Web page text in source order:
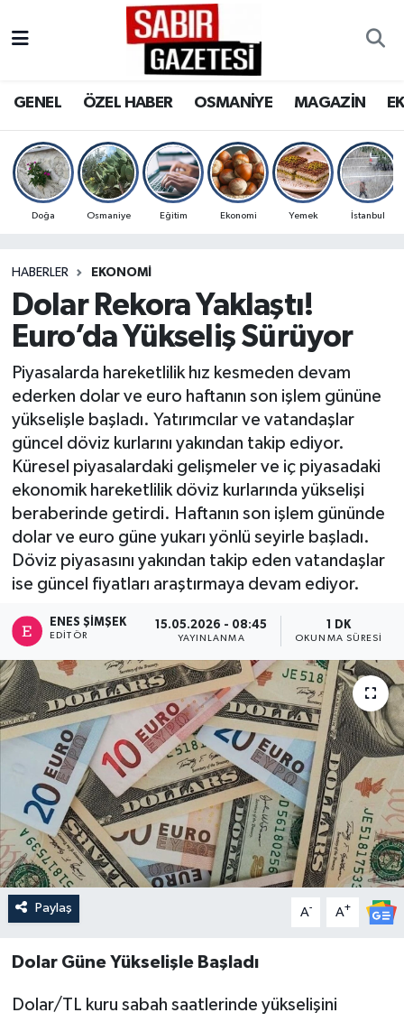
GENEL ÖZEL HABER OSMANİYE MAGAZİN
Doğa Osmaniye Eğitim Ekonomi Yemek İstanbul
HABERLER EKONOMI
Dolar Rekora Yaklaştı!
Euro’da Yükseliş Sürüyor
Piyasalarda hareketlilik hız kesmeden devam
ederken dolar ve euro haftanın son işlem gününe
yükselişle başladı. Yatırımcılar ve vatandaşlar
güncel döviz kurlarını yakından takip ediyor.
Küresel piyasalardaki gelişmeler ve iç piyasadaki
ekonomik hareketlilik döviz kurlarında yükselişi
beraberinde getirdi. Haftanın son işlem gününde
dolar ve euro güne yukarı yönlü seyirle başladı.
Döviz piyasasını yakından takip eden vatandaşlar
ise güncel fiyatları araştırmaya devam ediyor.
ENES ŞIMŞEK
EDITÖR
15.05.2026 - 08:45
YAYINLANMA
1 DK
OKUNMA SÜRESI
Paylaş A- A+
Dolar Güne Yükselişle Başladı
Dolar/TL kuru sabah saatlerinde yükselişini
OSMANİYE
MAGAZİN
SPOR
RESMİ İLANLAR
Osmaniye Nöbetçi Eczaneler
Osmaniye Trafik Yoğunluk Haritası
Süper Lig Puan Durumu ve Fikstür
Son Dakika Haberleri
Haber Arşivi